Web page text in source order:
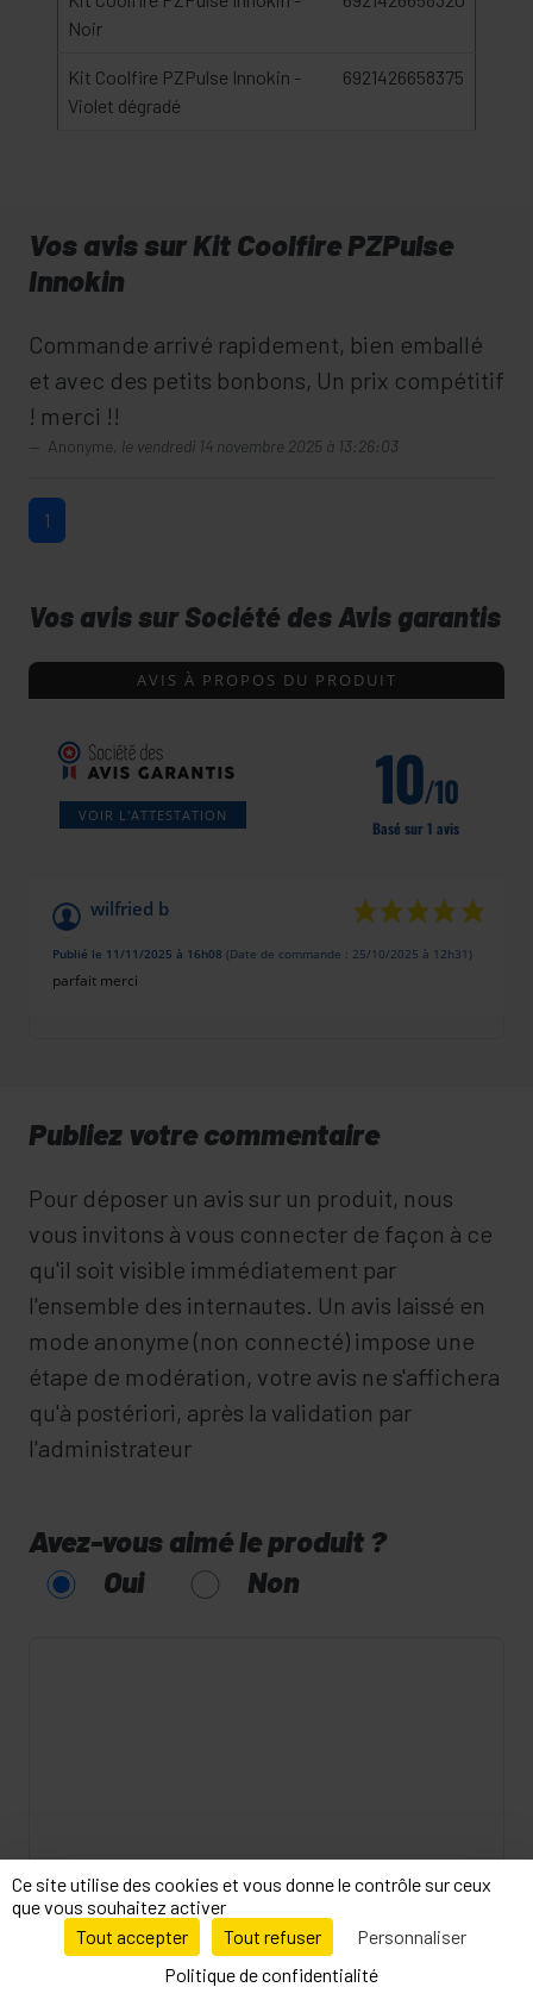
Noir
Kit Coolfire PZPulse Innokin -
Violet dégradé
6921426658375
Vos avis sur Kit Coolfire PZPulse
Innokin
Commande arrivé rapidement, bien emballé
et avec des petits bonbons, Un prix compétitif
! merci !!
Anonyme, le vendredi 14 novembre 2025 à 13:26:03
1
Vos avis sur Société des Avis garantis
AVIS À PROPOS DU PRODUIT
VOIR L'ATTESTATION 10/10
Basé sur 1 avis
wilfried b
Publié le 11/11/2025 à 16h08 (Date de commande : 25/10/2025 à 12h31)
parfait merci
Publiez votre commentaire
Pour déposer un avis sur un produit, nous
vous invitons à vous connecter de façon à ce
qu'il soit visible immédiatement par
l'ensemble des internautes. Un avis laissé en
mode anonyme (non connecté) impose une
étape de modération, votre avis ne s'affichera
qu'à postériori, après la validation par
l'administrateur
Avez-vous aimé le produit ?
Oui
Non
Ce site utilise des cookies et vous donne le contrôle sur ceux
que vous souhaitez activer
Tout accepter
Tout refuser
Personnaliser
Politique de confidentialité